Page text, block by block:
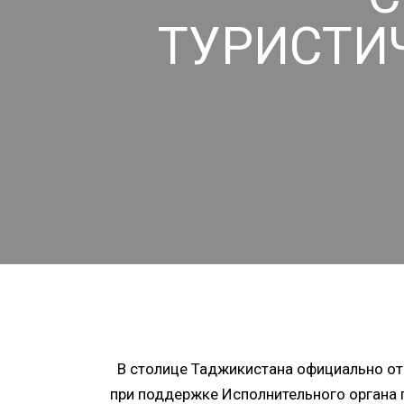
В столице Таджикистана официально
при поддержке Исполнительного